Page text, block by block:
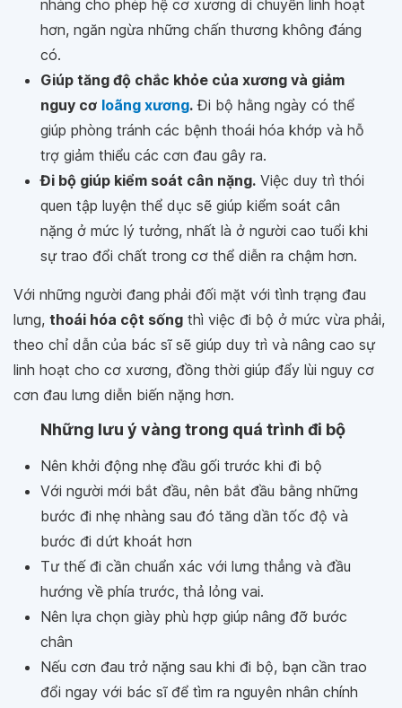
nhàng cho phép hệ cơ xương di chuyển linh hoạt
hơn, ngăn ngừa những chấn thương không đáng
có.
Giúp tăng độ chắc khỏe của xương và giảm
nguy cơ loãng xương .Đi bộ hằng ngày có thể
giúp phòng tránh các bệnh thoái hóa khớp và hỗ
trợ giảm thiểu các cơn đau gây ra.
Đi bộ giúp kiểm soát cân nặng. Việc duy trì thói
quen tập luyện thể dục sẽ giúp kiểm soát cân
nặng ở mức lý tưởng, nhất là ở người cao tuổi khi
sự trao đổi chất trong cơ thể diễn ra chậm hơn.
Với những người đang phải đối mặt với tình trạng đau
lưng, thoái hóa cột sống thì việc đi bộ ở mức vừa phải,
theo chỉ dẫn của bác sĩ sẽ giúp duy trì và nâng cao sự
linh hoạt cho cơ xương, đồng thời giúp đẩy lùi nguy cơ
cơn đau lưng diễn biến nặng hơn.
Những lưu ý vàng trong quá trình đi bộ
Nên khởi động nhẹ đầu gối trước khi đi bộ
Với người mới bắt đầu, nên bắt đầu bằng những
bước đi nhẹ nhàng sau đó tăng dần tốc độ và
bước đi dứt khoát hơn
Tư thế đi cần chuẩn xác với lưng thẳng và đầu
hướng về phía trước, thả lỏng vai.
Nên lựa chọn giày phù hợp giúp nâng đỡ bước
chân
Nếu cơn đau trở nặng sau khi đi bộ, bạn cần trao
đổi ngay với bác sĩ để tìm ra nguyên nhân chính